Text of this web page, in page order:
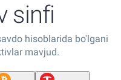
sinfi
hisoblarida bo'lgani
mavjud.